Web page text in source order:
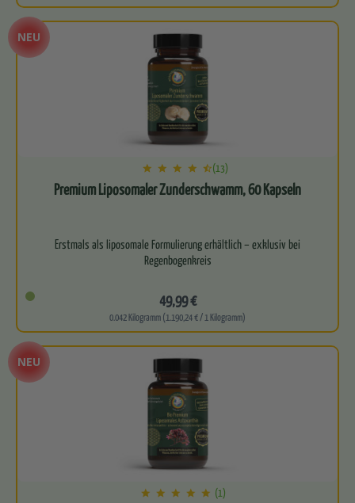
NEU
(13)
Premium Liposomaler Zunderschwamm, 60 Kapseln
Erstmals als liposomale Formulierung erhältlich – exklusiv bei
Regenbogenkreis
49,99 €
0.042 Kilogramm (1.190,24 € / 1 Kilogramm)
NEU
(1)